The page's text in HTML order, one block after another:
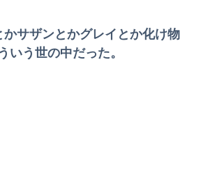
ｗｗｗｗ
の車載。
サザンとかグレイとか化け物
う世の中だった。